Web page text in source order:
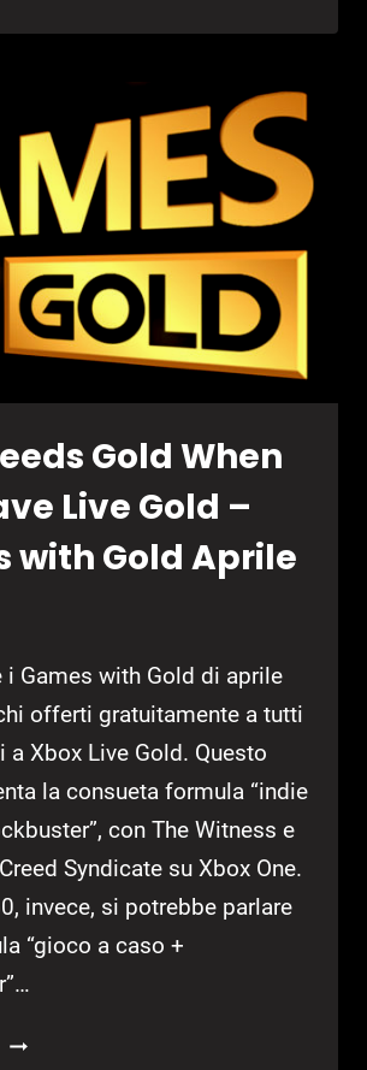
Gold When
Live Gold –
with Gold Aprile
i Games with Gold di aprile
offerti gratuitamente a tutti
a Xbox Live Gold. Questo
la consueta formula “indie
con The Witness e
Syndicate su Xbox One.
invece, si potrebbe parlare
“gioco a caso +
WHO